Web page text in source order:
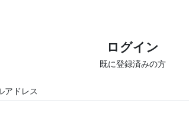
ログイン
既に登録済みの方
アドレス